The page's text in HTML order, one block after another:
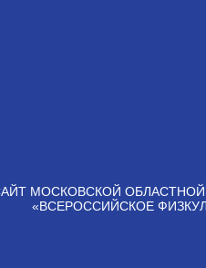
МОСКОВСКОЙ
«ВСЕРОССИЙСКОЕ